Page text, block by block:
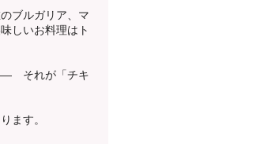
ブルガリア、マ
しいお料理はト
—— それが「チキ
ます。